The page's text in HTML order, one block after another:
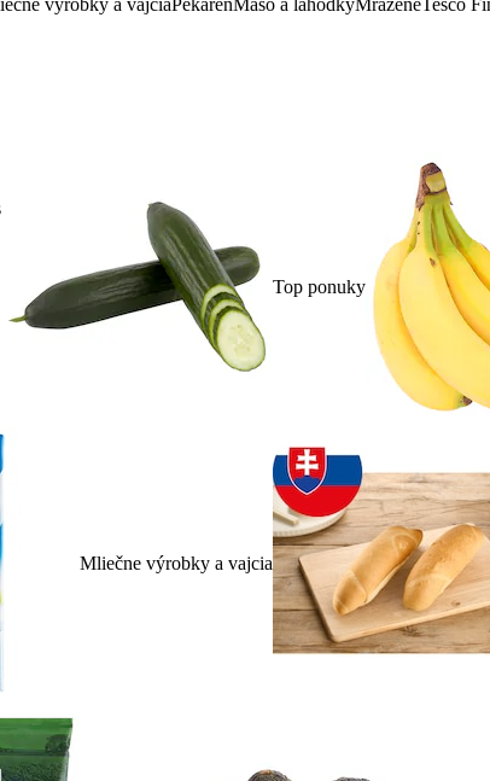
výrobky a vajciaPekáreňMäso a lahôdkyMrazenéTesco
Top ponuky
Mliečne výrobky a vajcia